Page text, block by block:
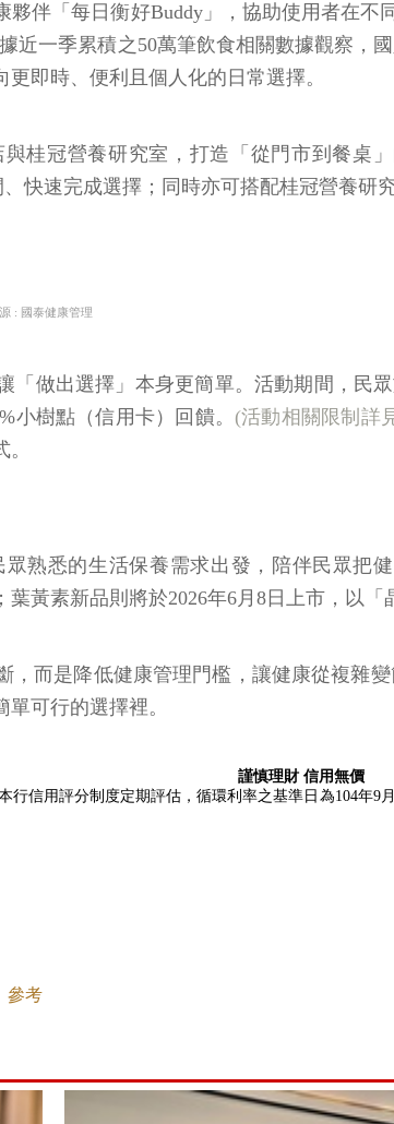
伴「每日衡好Buddy」，協助使用者在不
近一季累積之50萬筆飲食相關數據觀察
即時、便利且個人化的日常選擇。
桂冠營養研究室，打造「從門市到餐桌
快速完成選擇；同時亦可搭配桂冠營養研
: 國泰健康管理
做出選擇」本身更簡單。活動期間，民
小樹點（信用卡）回饋。 (活動相關限制詳
眾熟悉的生活保養需求出發，陪伴民眾
黃素新品則將於2026年6月8日上市，以
，而是降低健康管理門檻，讓健康從複雜
可行的選擇裡。
謹慎理財 信用無價
行信用評分制度定期評估，循環利率之基準日為104年
參考